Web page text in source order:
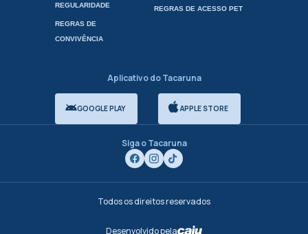
REGULARIDADE
REGRAS DE
CONVIVÊNCIA
REGRAS DE ACESSO PET
Aplicativo do Tacaruna
GOOGLE PLAY APPLE STORE
Siga o Tacaruna
Todos os direitos reservados
Desenvolvido pela